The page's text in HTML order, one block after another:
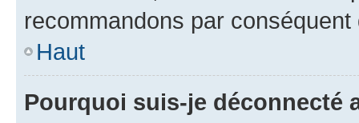
recommandons par conséquent
Haut
Pourquoi suis-je déconnecté